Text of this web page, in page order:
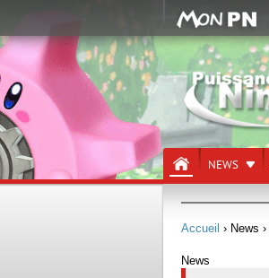
NEWS
Accueil › News
News